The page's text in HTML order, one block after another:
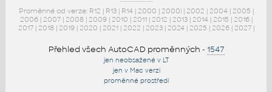
Proměnné od verze: R12 | R13 | R14 | 2000 | 2000i | 2002 | 2004 | 2005 |
2006 | 2007 | 2008 | 2009 | 2010 | 2011 | 2012 | 2013 | 2014 | 2015 | 2016 |
2017 | 2018 | 2019 | 2020 | 2021 | 2022 | 2023 | 2024 | 2025 | 2026 | 2027 |
Přehled všech AutoCAD proměnných - 1547
jen neobsažené v LT
jen v Mac verzi
proměnné prostředí